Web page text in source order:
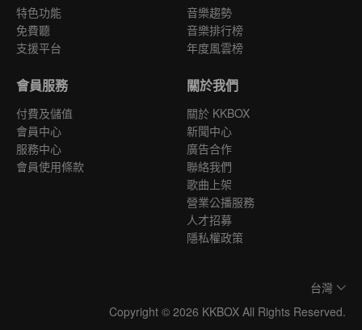
特色功能
免費聽
支援平台
音樂趨勢
音樂排行榜
年度風雲榜
會員服務
付費及儲值
會員中心
服務中心
會員使用條款
關於我們
關於 KKBOX
新聞中心
廣告合作
聯絡我們
歌曲上架
營業公播服務
人才招募
隱私權政策
台灣
Copyright © 2026 KKBOX All Rights Reserved.